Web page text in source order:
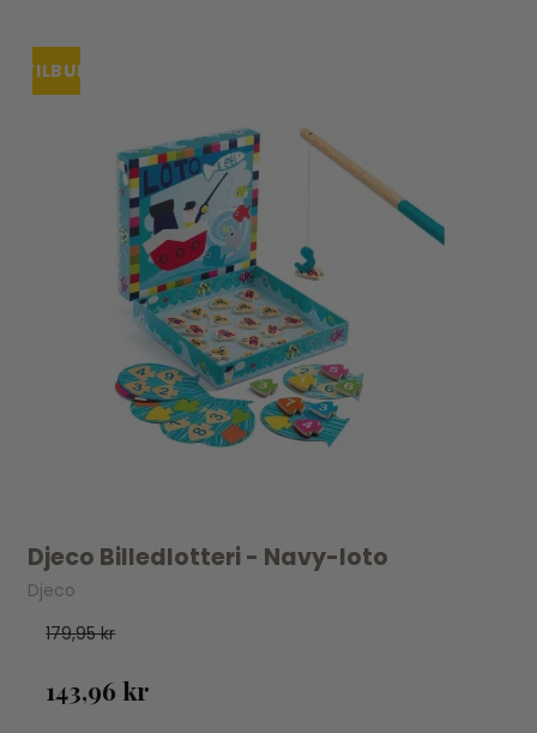
TILBUDUDSOLGT
Djeco Billedlotteri - Navy-loto
Djeco
179,95 kr
143,96 kr